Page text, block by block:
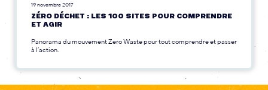
19 novembre 2017
ZÉRO DÉCHET : LES 100 SITES POUR COMPRENDRE
ET AGIR
Panorama du mouvement Zero Waste pour tout comprendre et passer
à l’action.